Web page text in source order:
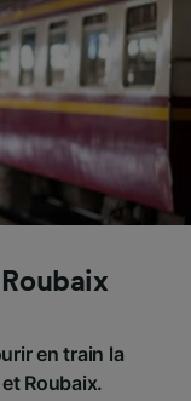
en train la
Roubaix.